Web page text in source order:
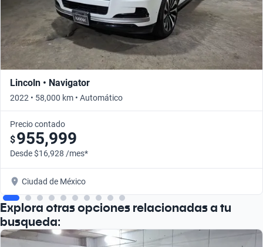
Lincoln • Navigator
2022 • 58,000 km • Automático
Precio contado
$955,999
Desde $16,928 /mes*
Ciudad de México
Explora otras opciones relacionadas a tu
busqueda: